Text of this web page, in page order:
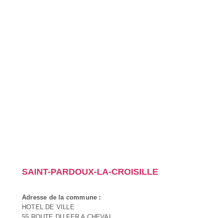
SAINT-PARDOUX-LA-CROISILLE
Adresse de la commune :
HOTEL DE VILLE